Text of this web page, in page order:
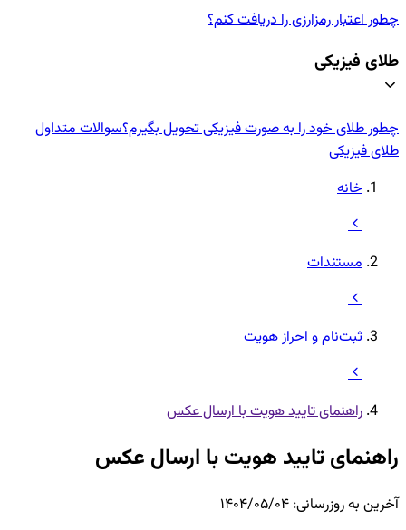
چطور اعتبار رمزارزی‌ را دریافت کنم؟
طلای فیزیکی
چطور طلای خود را به صورت فیزیکی تحویل بگیرم؟سوالات متداول
طلای فیزیکی
خانه
مستندات
ثبت‌نام و احراز هویت
راهنمای تایید هویت با ارسال عکس
راهنمای تایید هویت با ارسال عکس
آخرین به روزرسانی: ۱۴۰۴/۰۵/۰۴